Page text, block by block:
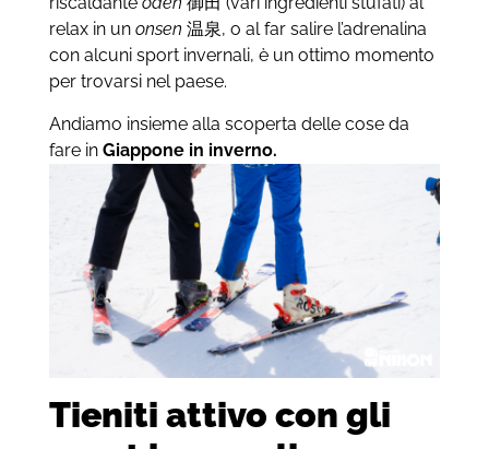
relax in un onsen 温泉, o al far salire l’adrenalina
con alcuni sport invernali, è un ottimo momento
per trovarsi nel paese.
Andiamo insieme alla scoperta delle cose da
fare in Giappone in inverno.
Tieniti attivo con gli